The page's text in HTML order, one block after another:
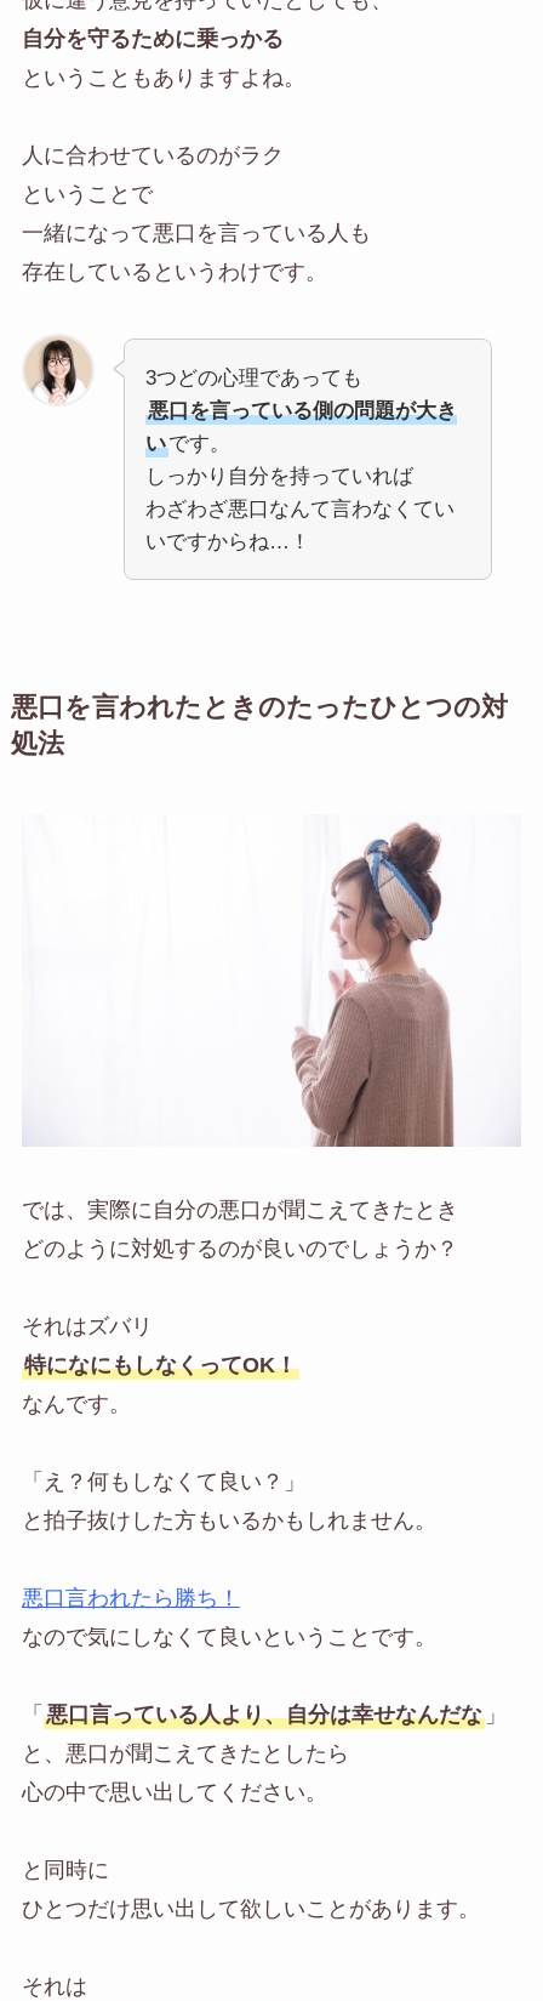
自分を守るために乗っかる
ということもありますよね。
人に合わせているのがラク
ということで
一緒になって悪口を言っている人も
存在しているというわけです。
3つどの心理であっても
悪口を言っている側の問題が大き
いです。
しっかり自分を持っていれば
わざわざ悪口なんて言わなくてい
いですからね…！
悪口を言われたときのたったひとつの対
処法
では、実際に自分の悪口が聞こえてきたとき
どのように対処するのが良いのでしょうか？
それはズバリ
特になにもしなくってOK！
なんです。
「え？何もしなくて良い？」
と拍子抜けした方もいるかもしれません。
悪口言われたら勝ち！
なので気にしなくて良いということです。
「 悪口言っている人より、自分は幸せなんだな」
と、悪口が聞こえてきたとしたら
心の中で思い出してください。
と同時に
ひとつだけ思い出して欲しいことがあります。
それは